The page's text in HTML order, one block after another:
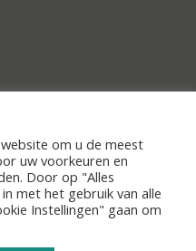
om u de meest
uw voorkeuren en
Door op "Alles
met het gebruik van alle
Instellingen" gaan om